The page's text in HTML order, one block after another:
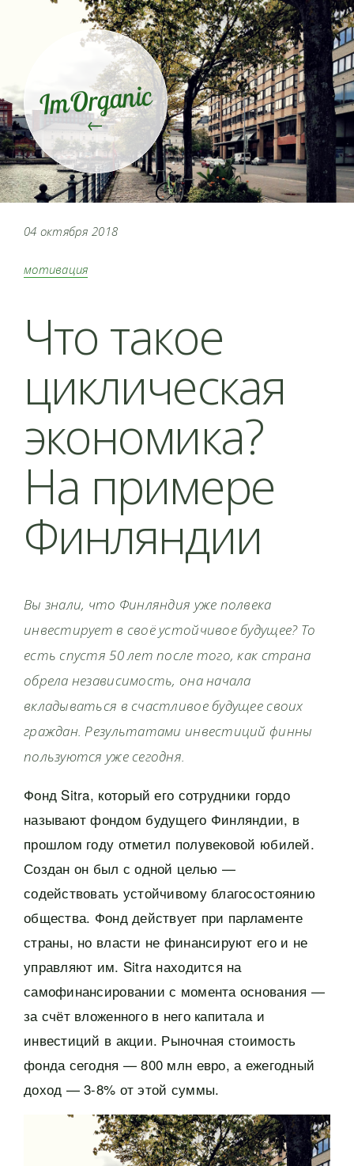
ImOrganic
←
04 октября 2018
мотивация
Что такое
циклическая
экономика?
На примере
Финляндии
Вы знали, что Финляндия уже полвека
инвестирует в своё устойчивое будущее? То
есть спустя 50 лет после того, как страна
обрела независимость, она начала
вкладываться в счастливое будущее своих
граждан. Результатами инвестиций финны
пользуются уже сегодня.
Фонд Sitra, который его сотрудники гордо
называют фондом будущего Финляндии, в
прошлом году отметил полувековой юбилей.
Создан он был с одной целью —
содействовать устойчивому благосостоянию
общества. Фонд действует при парламенте
страны, но власти не финансируют его и не
управляют им. Sitra находится на
самофинансировании с момента основания —
за счёт вложенного в него капитала и
инвестиций в акции. Рыночная стоимость
фонда сегодня — 800 млн евро, а ежегодный
доход — 3-8% от этой суммы.